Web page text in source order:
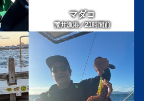
マダコ
荒井漁港／21時間前